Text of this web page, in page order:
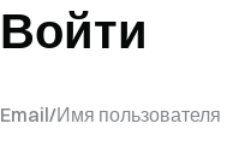
Войти
Email/Имя пользователя